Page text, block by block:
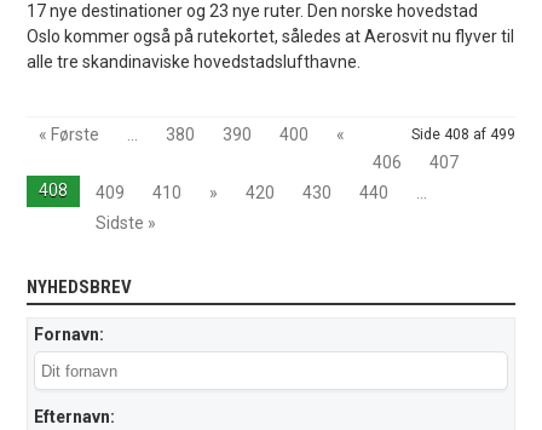
17 nye destinationer og 23 nye ruter. Den norske hovedstad
Oslo kommer også på rutekortet, således at Aerosvit nu flyver til
alle tre skandinaviske hovedstadslufthavne.
Side 408 af 499
« Første ... 380 390 400
«
406
407
408
409 410 » 420 430 440
...
Sidste »
NYHEDSBREV
Fornavn:
Efternavn: